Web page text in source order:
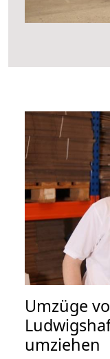
Umzüge
umziehen